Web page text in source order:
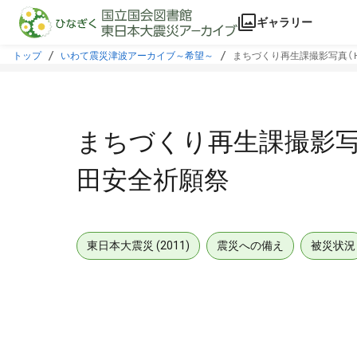
本文に飛ぶ
ギャラリー
トップ いわて震災津波アーカイブ～希望～ まちづくり再生課撮影写真
まちづくり再生課撮影
田安全祈願祭
東日本大震災 (2011) 震災への備え 被災状況